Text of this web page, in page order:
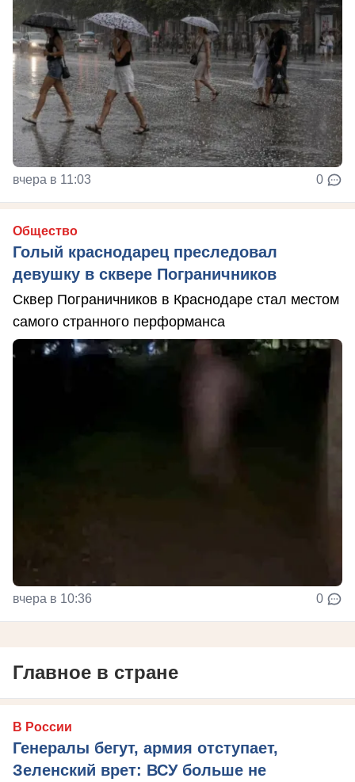
вчера в 11:03 0
Общество
Голый краснодарец преследовал
девушку в сквере Пограничников
Сквер Пограничников в Краснодаре стал местом
самого странного перформанса
вчера в 10:36 0
Главное в стране
В России
Генералы бегут, армия отступает,
Зеленский врет: ВСУ больше не